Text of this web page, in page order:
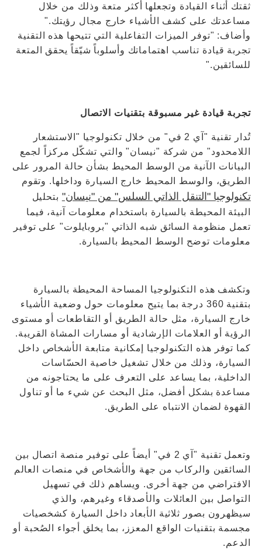
ثقتك أثناء القيادة وتجعلها أكثر متعة وذلك من خلال
مساعدتك على كشف الأشياء خارج مجال رؤيتك."
وأضاف: "توفر الميزات التفاعلية التي تتيحها هذه التقنية
تجربة قيادة تناسب اهتماماتك وأسلوباً شيّقاً يحقق المتعة
للسائقين."
تجربة قيادة غير مسبوقة بتقنيات الاتصال
تُدار تقنية "آي 2 في" من خلال تكنولوجيا "الاستشعار
اللامحدود" من شركة "نيسان" والتي تشكّل مركزاً لجمع
البيانات الآنية من الوسط المحيط بشأن حالة المرور على
الطريق، والوسط المحيط خارج السيارة وداخلها. وتقوم
تكنولوجيا "التنقل الذاتي السلس" من "نيسان" بتحليل
البيئة المحيطة بالسيارة باستخدام معلومات آنية، فيما
تعمل منظومة السائق شبه الذاتي "بروبايلوت" على توفير
معلومات توضح الوسط المحيط بالسيارة.
وتكشف هذه التكنولوجيا المساحة المحيطة بالسيارة
بتقنية 360 درجة بما يتيح معلومات حول وضعية الأشياء
خارج السيارة، مثل حالة الطريق أو التقاطعات أو مستوى
الرؤية أو العلامات الإرشادية أو مسارات المشاة القريبة.
كما توفر هذه التكنولوجيا إمكانية متابعة الأشخاص داخل
السيارة، وذلك من خلال تشغيل خاصية الحسّاسات
الداخلية، بما يساعد على التعرف على ما يحتاجونه من
مساعدة بشكل أفضل، مثل البحث عن شيء ما أو تناول
القهوة لضمان الانتباه على الطريق.
وتعمل تقنية "آي 2 في" أيضاً على توفير منصة اتصال بين
السائقين والركاب من جهة والأشخاص في منصات العالم
الافتراضي من جهة أخرى. ويساهم ذلك في تسهيل
التواصل بين العائلات والأصدقاء وغيرهم، والذي
سيظهرون بصور ثلاثية الأبعاد داخل السيارة كشخصيات
مجسمة بتقنيات الواقع المعزز، بما يخلق أجواء الصُحبة أو
الدعم.